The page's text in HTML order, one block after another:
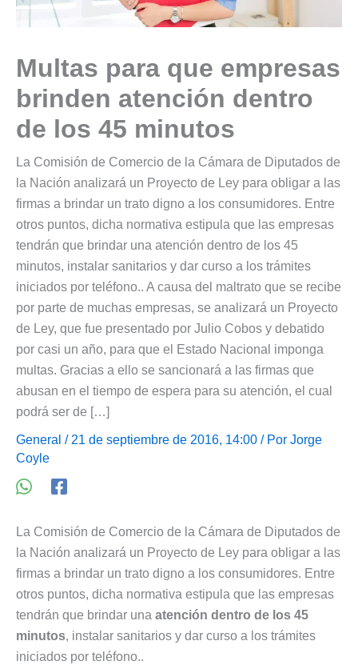
Multas para que empresas
brinden atención dentro
de los 45 minutos
La Comisión de Comercio de la Cámara de Diputados de
la Nación analizará un Proyecto de Ley para obligar a las
firmas a brindar un trato digno a los consumidores. Entre
otros puntos, dicha normativa estipula que las empresas
tendrán que brindar una atención dentro de los 45
minutos, instalar sanitarios y dar curso a los trámites
iniciados por teléfono.. A causa del maltrato que se recibe
por parte de muchas empresas, se analizará un Proyecto
de Ley, que fue presentado por Julio Cobos y debatido
por casi un año, para que el Estado Nacional imponga
multas. Gracias a ello se sancionará a las firmas que
abusan en el tiempo de espera para su atención, el cual
podrá ser de […]
General / 21 de septiembre de 2016, 14:00 / Por Jorge
Coyle
La Comisión de Comercio de la Cámara de Diputados de
la Nación analizará un Proyecto de Ley para obligar a las
firmas a brindar un trato digno a los consumidores. Entre
otros puntos, dicha normativa estipula que las empresas
tendrán que brindar una atención dentro de los 45
minutos, instalar sanitarios y dar curso a los trámites
iniciados por teléfono..